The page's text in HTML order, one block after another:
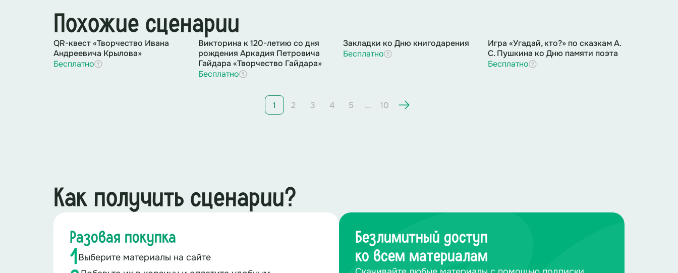
Похожие сценарии
QR-квест «Творчество Ивана
Андреевича Крылова»
Бесплатно
Викторина к 120-летию со дня
рождения Аркадия Петровича
Гайдара «Творчество Гайдара»
Бесплатно
Закладки ко Дню книгодарения
Бесплатно
Игра «Угадай, кто?» по сказкам А.
С. Пушкина ко Дню памяти поэта
Бесплатно
1 2 3 4 5 … 10
Как получить сценарии?
Разовая покупка
1Выберите материалы на сайте
Безлимитный доступ
ко всем материалам